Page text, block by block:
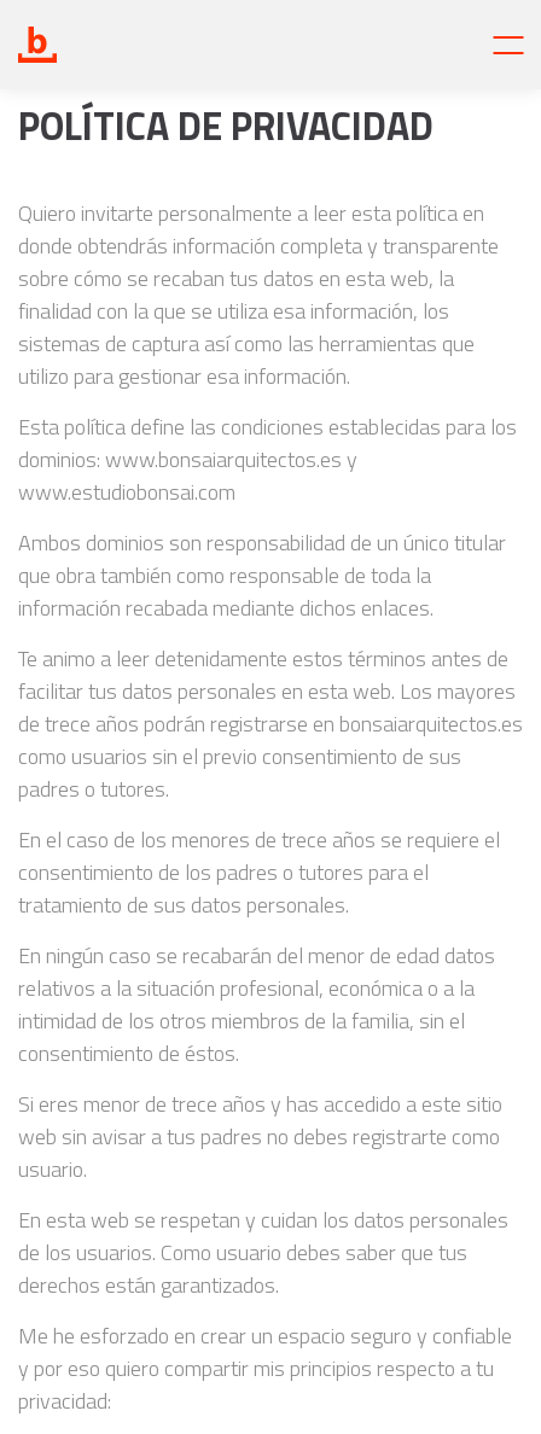
POLÍTICA DE PRIVACIDAD
Quiero invitarte personalmente a leer esta política en
donde obtendrás información completa y transparente
sobre cómo se recaban tus datos en esta web, la
finalidad con la que se utiliza esa información, los
sistemas de captura así como las herramientas que
utilizo para gestionar esa información.
Esta política define las condiciones establecidas para los
dominios: www.bonsaiarquitectos.es y
www.estudiobonsai.com
Ambos dominios son responsabilidad de un único titular
que obra también como responsable de toda la
información recabada mediante dichos enlaces.
Te animo a leer detenidamente estos términos antes de
facilitar tus datos personales en esta web. Los mayores
de trece años podrán registrarse en bonsaiarquitectos.es
como usuarios sin el previo consentimiento de sus
padres o tutores.
En el caso de los menores de trece años se requiere el
consentimiento de los padres o tutores para el
tratamiento de sus datos personales.
En ningún caso se recabarán del menor de edad datos
relativos a la situación profesional, económica o a la
intimidad de los otros miembros de la familia, sin el
consentimiento de éstos.
Si eres menor de trece años y has accedido a este sitio
web sin avisar a tus padres no debes registrarte como
usuario.
En esta web se respetan y cuidan los datos personales
de los usuarios. Como usuario debes saber que tus
derechos están garantizados.
Me he esforzado en crear un espacio seguro y confiable
y por eso quiero compartir mis principios respecto a tu
privacidad: